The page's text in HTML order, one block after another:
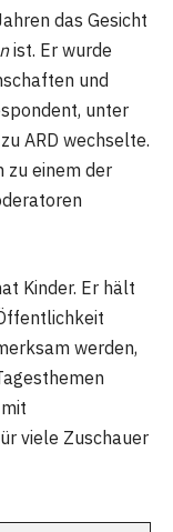
das Gesicht
ist. Er wurde
und
unter
ARD wechselte.
zu einem der
Kinder. Er hält
werden,
viele Zuschauer